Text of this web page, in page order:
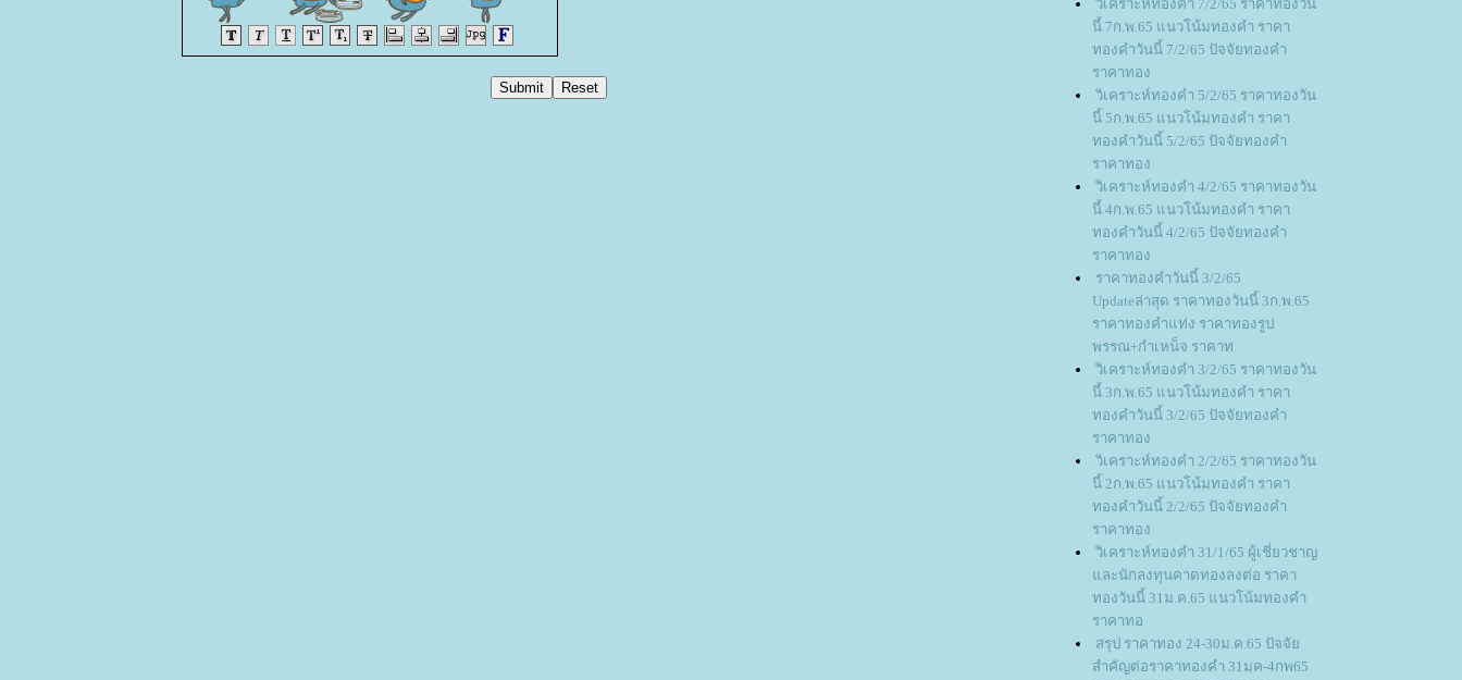
วิเคราะห์ทองคำ 7/2/65 ราคาทองวัน
นี้ 7ก.พ.65 แนวโน้มทองคำ ราคา
ทองคำวันนี้ 7/2/65 ปัจจัยทองคำ
ราคาทอง
วิเคราะห์ทองคำ 5/2/65 ราคาทองวัน
นี้ 5ก.พ.65 แนวโน้มทองคำ ราคา
ทองคำวันนี้ 5/2/65 ปัจจัยทองคำ
ราคาทอง
วิเคราะห์ทองคำ 4/2/65 ราคาทองวัน
นี้ 4ก.พ.65 แนวโน้มทองคำ ราคา
ทองคำวันนี้ 4/2/65 ปัจจัยทองคำ
ราคาทอง
ราคาทองคำวันนี้ 3/2/65
Updateล่าสุด ราคาทองวันนี้ 3ก.พ.65
ราคาทองคำแท่ง ราคาทองรูป
พรรณ+กำเหน็จ ราคาท
วิเคราะห์ทองคำ 3/2/65 ราคาทองวัน
นี้ 3ก.พ.65 แนวโน้มทองคำ ราคา
ทองคำวันนี้ 3/2/65 ปัจจัยทองคำ
ราคาทอง
วิเคราะห์ทองคำ 2/2/65 ราคาทองวัน
นี้ 2ก.พ.65 แนวโน้มทองคำ ราคา
ทองคำวันนี้ 2/2/65 ปัจจัยทองคำ
ราคาทอง
วิเคราะห์ทองคำ 31/1/65 ผู้เชี่ยวชาญ
ละนักลงทุนคาดทองลงต่อ ราคา
ทองวันนี้ 31ม.ค.65 แนวโน้มทองคำ
ราคาทอ
สรุป ราคาทอง 24-30ม.ค.65 ปัจจั
สำคัญต่อราคาทองคำ 31มค-4กพ65